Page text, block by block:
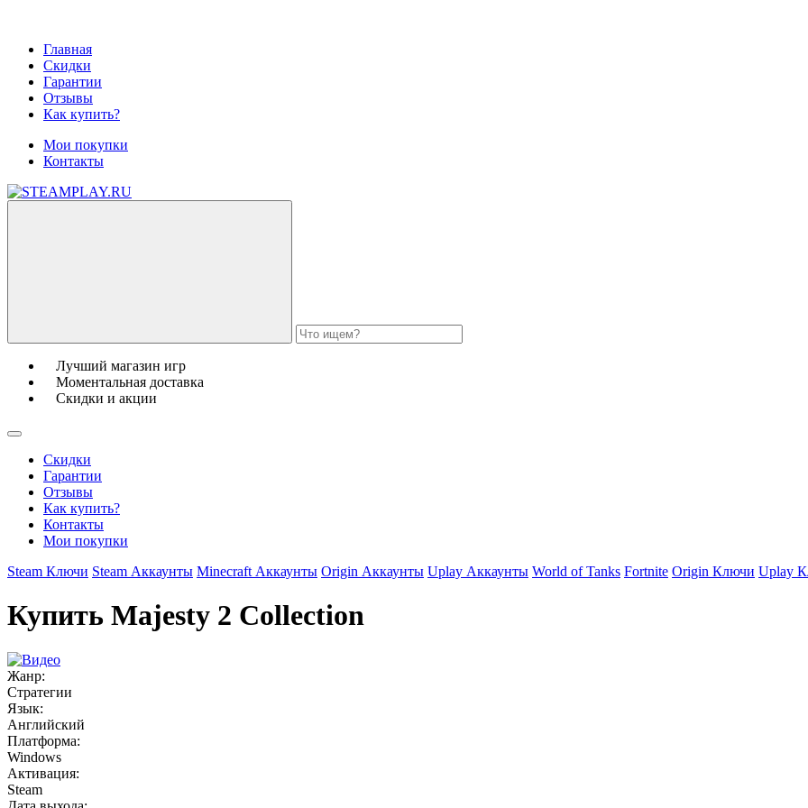
Главная
Скидки
Гарантии
Отзывы
Как купить?
Мои покупки
Контакты
Лучший магазин игр
Моментальная доставка
Скидки и акции
Скидки
Гарантии
Отзывы
Как купить?
Контакты
Мои покупки
Steam Ключи Steam Аккаунты Minecraft Аккаунты Origin Аккаунты Uplay Аккаунты World of Tanks Fortnite Origin Ключи Uplay
Купить Majesty 2 Collection
Жанр:
Стратегии
Язык:
Английский
Платформа:
Windows
Активация:
Steam